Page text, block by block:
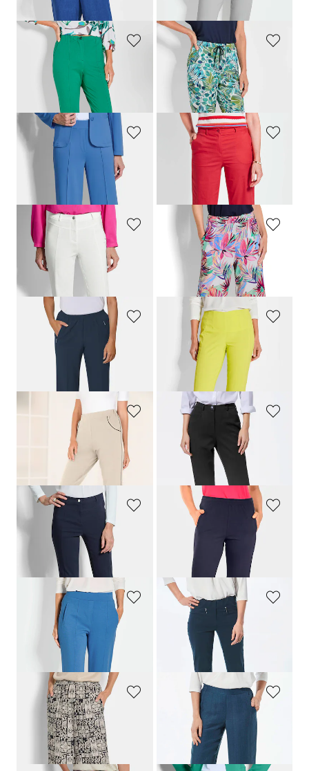
GOLDNER
Jersey-Schlupfhose
LOUISA
139,00 CHF
169,00 CHF
GOLDNER
Druckhose SARA in Blätterprint
139,00 CHF159,00 CHF
GOLDNER
Jersey-Hose VERA mit Biesen
139,00 CHF
159,00 CHF
GOLDNER
Bermuda-ShortsCARLA
mit Formbund
55,00 CHF
169,00 CHF
GOLDNER
Bengalinhose
LOUISA
aus Super Stretch
119,00 CHF
159,00 CHF
119,00 CHF159,00 CHF
GOLDNER
Pflegeleichte Reiseschlupfhose
139,00 CHF
GOLDNER
7/8-Schlupfhose
LOUISA
aus Super-Stretch
99,00 CHF 159,00 CHF
99,00 CHF
ADELINA
Bauchweghose Adelina by Scheiter
169,00 CHF
GOLDNER
Bengalinhose
LOUISA
aus Super Stretch
119,00 CHF
159,00 CHF
169,00 CHF
GOLDNER
159,00 CHF
219,00 CHF
GOLDNER
7/8-Bengalinhose
LOUISA
159,00 CHF
+ 11
GOLDNER
Weite Hose VERA aus Viskose-Satin
159,00 CHF179,00 CHF
GOLDNER
119,00 CHF
179,00 CHF